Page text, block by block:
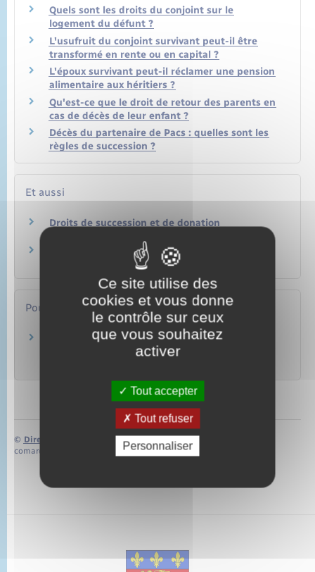
Quels sont les droits du conjoint sur le
logement du défunt ?
L'usufruit du conjoint survivant peut-il être
transformé en rente ou en capital ?
L'époux survivant peut-il réclamer une pension
alimentaire aux héritiers ?
Qu'est-ce que le droit de retour des parents en
cas de décès de leur enfant ?
Décès du partenaire de Pacs : quelles sont les
règles de succession ?
Et aussi
Droits de succession et de donation
Règlement d'une succession
Pour en savoir plus
Portail des services en ligne des notaires de
© Direction de l’information légale et administrative
comarquage developpé par baseo.io
Ce site utilise des
cookies et vous donne
le contrôle sur ceux
que vous souhaitez
activer
Tout accepter
Tout refuser
Personnaliser